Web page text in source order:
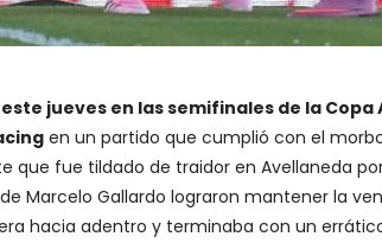
jueves en las semifinales de la
en un partido que cumplió con el
que fue tildado de traidor en Avellaneda
Marcelo Gallardo lograron mantener la
hacia adentro y terminaba con un